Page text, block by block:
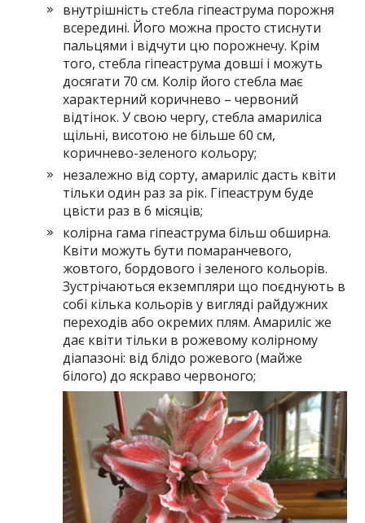
внутрішність стебла гіпеаструма порожня
всередині. Його можна просто стиснути
пальцями і відчути цю порожнечу. Крім
того, стебла гіпеаструма довші і можуть
досягати 70 см. Колір його стебла має
характерний коричнево – червоний
відтінок. У свою чергу, стебла амариліса
щільні, висотою не більше 60 см,
коричнево-зеленого кольору;
незалежно від сорту, амариліс дасть квіти
тільки один раз за рік. Гіпеаструм буде
цвісти раз в 6 місяців;
колірна гама гіпеаструма більш обширна.
Квіти можуть бути помаранчевого,
жовтого, бордового і зеленого кольорів.
Зустрічаються екземпляри що поєднують в
собі кілька кольорів у вигляді райдужних
переходів або окремих плям. Амариліс же
дає квіти тільки в рожевому колірному
діапазоні: від блідо рожевого (майже
білого) до яскраво червоного;